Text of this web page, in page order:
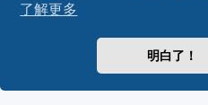
了解更多
明白了！